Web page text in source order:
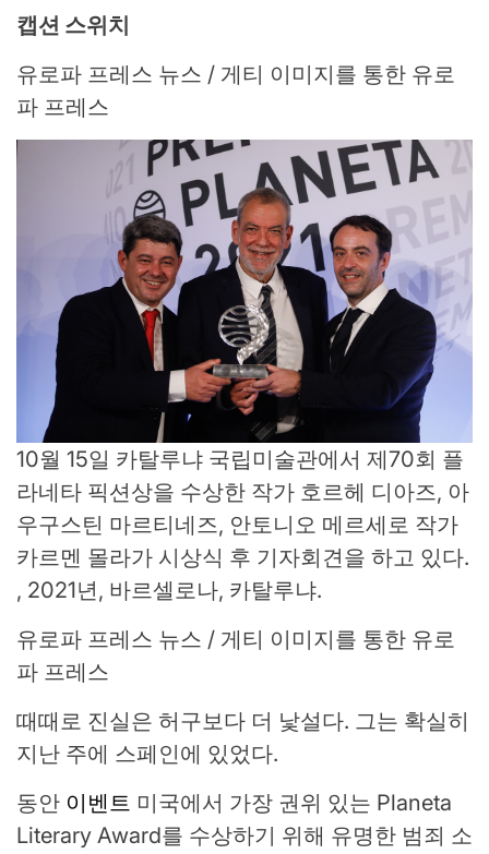
캡션 스위치
유로파 프레스 뉴스 / 게티 이미지를 통한 유로
파 프레스
10월 15일 카탈루냐 국립미술관에서 제70회 플
라네타 픽션상을 수상한 작가 호르헤 디아즈, 아
우구스틴 마르티네즈, 안토니오 메르세로 작가
카르멘 몰라가 시상식 후 기자회견을 하고 있다.
, 2021년, 바르셀로나, 카탈루냐.
유로파 프레스 뉴스 / 게티 이미지를 통한 유로
파 프레스
때때로 진실은 허구보다 더 낯설다. 그는 확실히
지난 주에 스페인에 있었다.
동안 이벤트 미국에서 가장 권위 있는 Planeta
Literary Award를 수상하기 위해 유명한 범죄 소